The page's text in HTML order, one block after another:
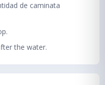
de caminata
the water.